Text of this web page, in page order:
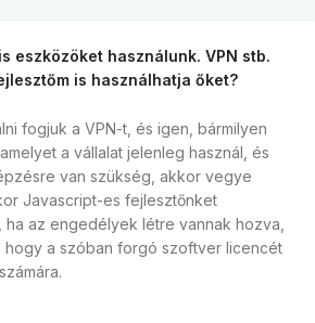
eszközöket használunk. VPN stb.
is használhatja őket?
fogjuk a VPN-t, és igen, bármilyen
a vállalat jelenleg használ, és
van szükség, akkor vegye
Javascript-es fejlesztőnket
ha az engedélyek létre vannak hozva,
hogy a szóban forgó szoftver licencét